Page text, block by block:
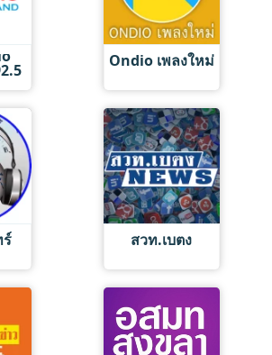
Ondio เพลงใหม่
สวท.เบตง